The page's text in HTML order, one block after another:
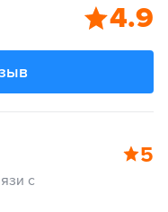
4.9
5
с